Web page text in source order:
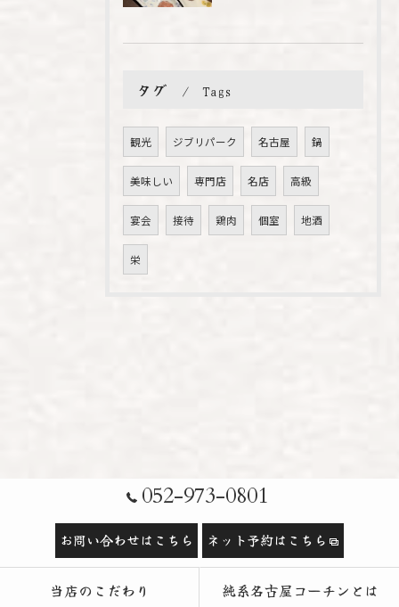
タグ Tags
観光 ジブリパーク 名古屋 鍋
美味しい 専門店 名店 高級
宴会 接待 鶏肉 個室 地酒
栄
052-973-0801
お問い合わせはこちら ネット予約はこちら
当店のこだわり 純系名古屋コーチンとは